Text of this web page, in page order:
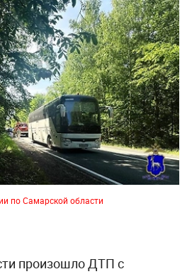
по Самарской области
произошло ДТП с